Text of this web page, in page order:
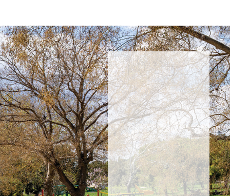
NE
PROPUSTITE
NOVOSTI
Prijavite
se i
saznajte
za